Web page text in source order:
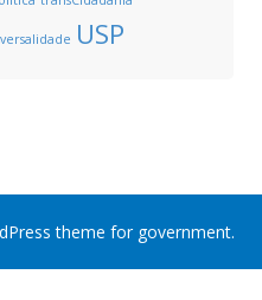
USP
theme for government.